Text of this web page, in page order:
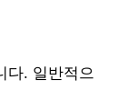
다. 일반적으